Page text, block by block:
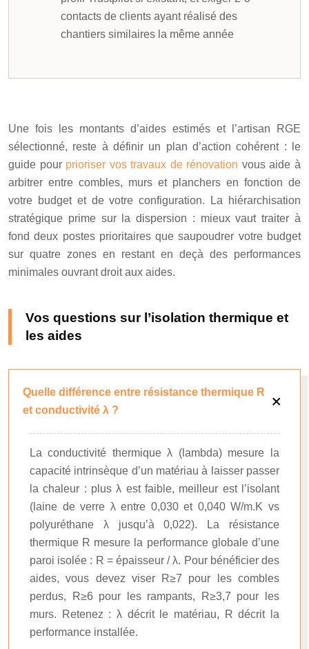
contacts de clients ayant réalisé des
chantiers similaires la même année
Une fois les montants d’aides estimés et l’artisan RGE
sélectionné, reste à définir un plan d’action cohérent : le
guide pour prioriser vos travaux de rénovation vous aide à
arbitrer entre combles, murs et planchers en fonction de
votre budget et de votre configuration. La hiérarchisation
stratégique prime sur la dispersion : mieux vaut traiter à
fond deux postes prioritaires que saupoudrer votre budget
sur quatre zones en restant en deçà des performances
minimales ouvrant droit aux aides.
Vos questions sur l’isolation thermique et
les aides
Quelle différence entre résistance thermique R
et conductivité λ ?
La conductivité thermique λ (lambda) mesure la
capacité intrinsèque d’un matériau à laisser passer
la chaleur : plus λ est faible, meilleur est l’isolant
(laine de verre λ entre 0,030 et 0,040 W/m.K vs
polyuréthane λ jusqu’à 0,022). La résistance
thermique R mesure la performance globale d’une
paroi isolée : R = épaisseur / λ. Pour bénéficier des
aides, vous devez viser R≥7 pour les combles
perdus, R≥6 pour les rampants, R≥3,7 pour les
murs. Retenez : λ décrit le matériau, R décrit la
performance installée.